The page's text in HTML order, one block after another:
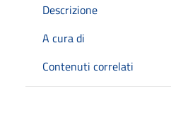
Descrizione
A cura di
Contenuti correlati